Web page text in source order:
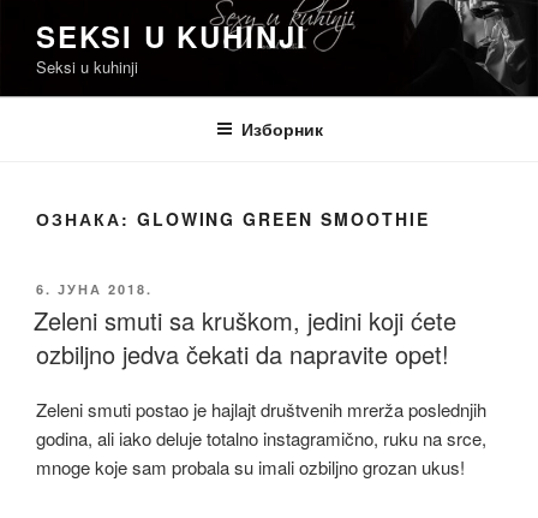
садржај
SEKSI U KUHINJI
Seksi u kuhinji
Изборник
ОЗНАКА: GLOWING GREEN SMOOTHIE
ОБЈАВЉЕНО
6. ЈУНА 2018.
Zeleni smuti sa kruškom, jedini koji ćete
ozbiljno jedva čekati da napravite opet!
Zeleni smuti postao je hajlajt društvenih mrerža poslednjih
godina, ali iako deluje totalno instagramično, ruku na srce,
mnoge koje sam probala su imali ozbiljno grozan ukus!